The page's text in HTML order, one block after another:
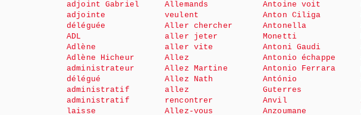
adjoint Gabriel
adjointe
déléguée
ADL
Adlène
Adlène Hicheur
administrateur
délégué
administratif
administratif
laisse
Allemands
veulent
Aller chercher
aller jeter
aller vite
Allez
Allez Martine
Allez Nath
allez
rencontrer
Allez-vous
Antoine voit
Anton Ciliga
Antonella
Monetti
Antoni Gaudi
Antonio échappe
Antonio Ferrara
António
Guterres
Anvil
Anzoumane